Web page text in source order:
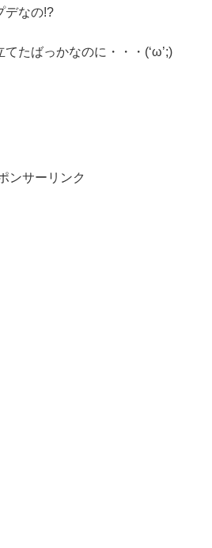
デなの!?
たばっかなのに・・・(‘ω’;)
ンサーリンク